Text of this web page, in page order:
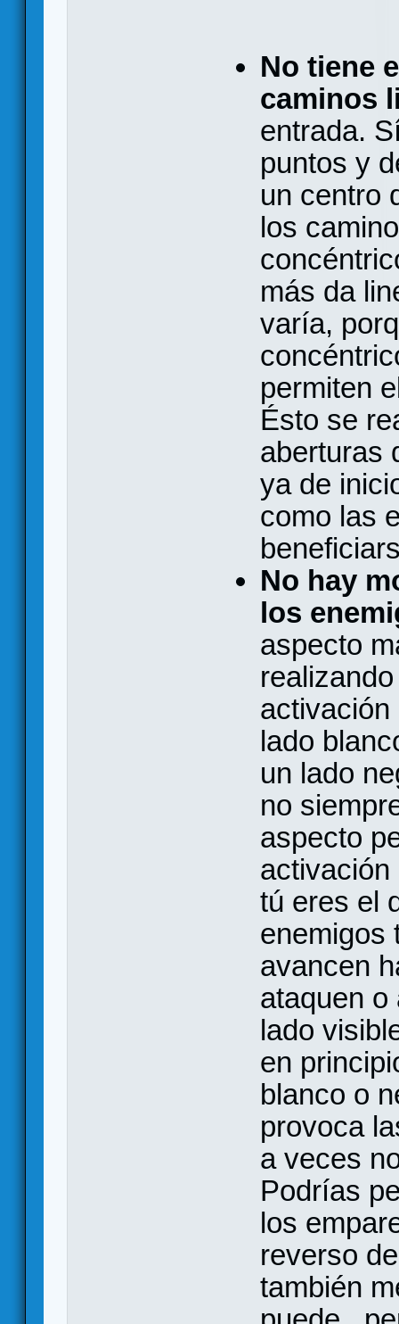
No tiene
caminos
entrada.
puntos y
un centro
los
más da
varía,
permiten
Ésto se
aberturas
ya de
como las
No hay
los
aspecto
lado
un lado
no
aspecto
activación
tú eres el
enemigos
avancen
ataquen o
lado
en
blanco o
provoca
a veces
Podrías
los
reverso
también